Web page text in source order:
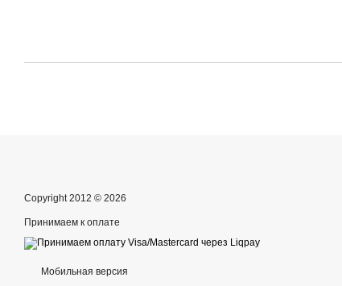
Copyright 2012 © 2026
Принимаем к оплате
Мобильная версия